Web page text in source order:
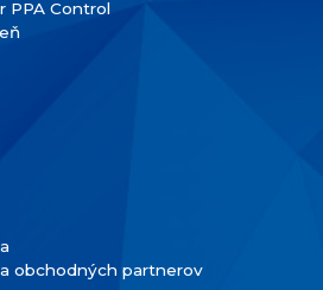
PPA Control
obchodných partnerov